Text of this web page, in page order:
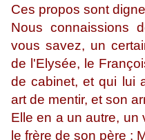
Ces propos sont
Nous connaissions
vous savez, un
de l'Elysée, le
de cabinet, et qui lui
art de mentir, et son
Elle en a un autre, un
le frère de son père :